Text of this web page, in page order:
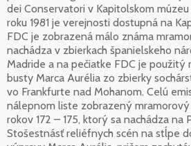
dei Conservatori v Kapitolskom
roku 1981 je verejnosti dostupná na
FDC je zobrazená málo známa
nachádza v zbierkach španielskeho
Madride a na pečiatke FDC je použitý
busty Marca Aurélia zo zbierky
vo Frankfurte nad Mohanom. Celú
nálepnom liste zobrazený
rokov 172 – 175, ktorý sa nachádza na
Stošestnásť reliéfnych scén na stĺpe